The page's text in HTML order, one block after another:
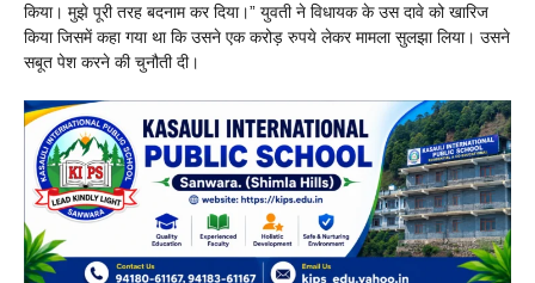
किया। मुझे पूरी तरह बदनाम कर दिया।” युवती ने विधायक के उस दावे को खारिज
किया जिसमें कहा गया था कि उसने एक करोड़ रुपये लेकर मामला सुलझा लिया। उसने
सबूत पेश करने की चुनौती दी।